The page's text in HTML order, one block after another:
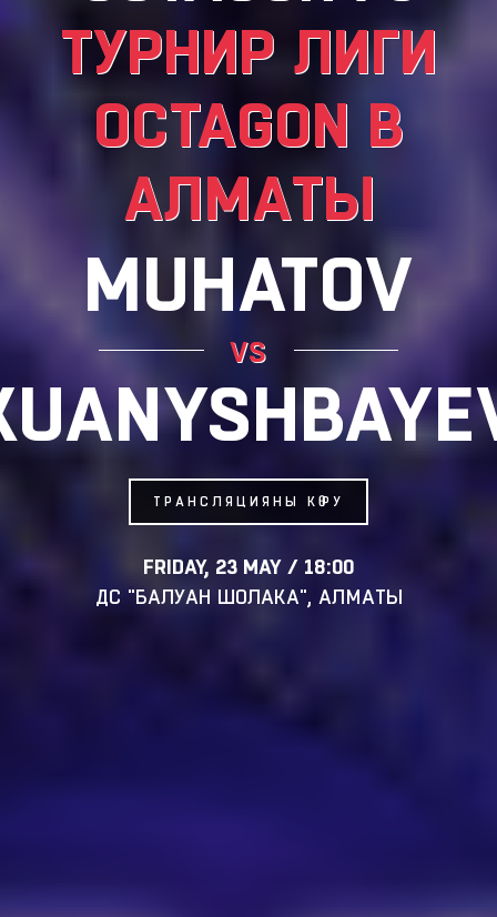
ТУРНИР ЛИГИ
OCTAGON В
АЛМАТЫ
MUHATOV
vs
ТРАНСЛЯЦИЯНЫ КӨРУ
FRIDAY, 23 MAY / 18:00
ДС "БАЛУАН ШОЛАКА", АЛМАТЫ